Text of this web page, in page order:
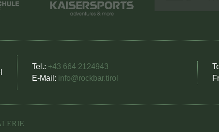
Tel.: +43 664 2124943
E-Mail: info@rockbar.tirol